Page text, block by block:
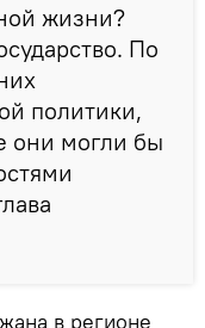
жизни?
По
политики,
они могли бы
в регионе